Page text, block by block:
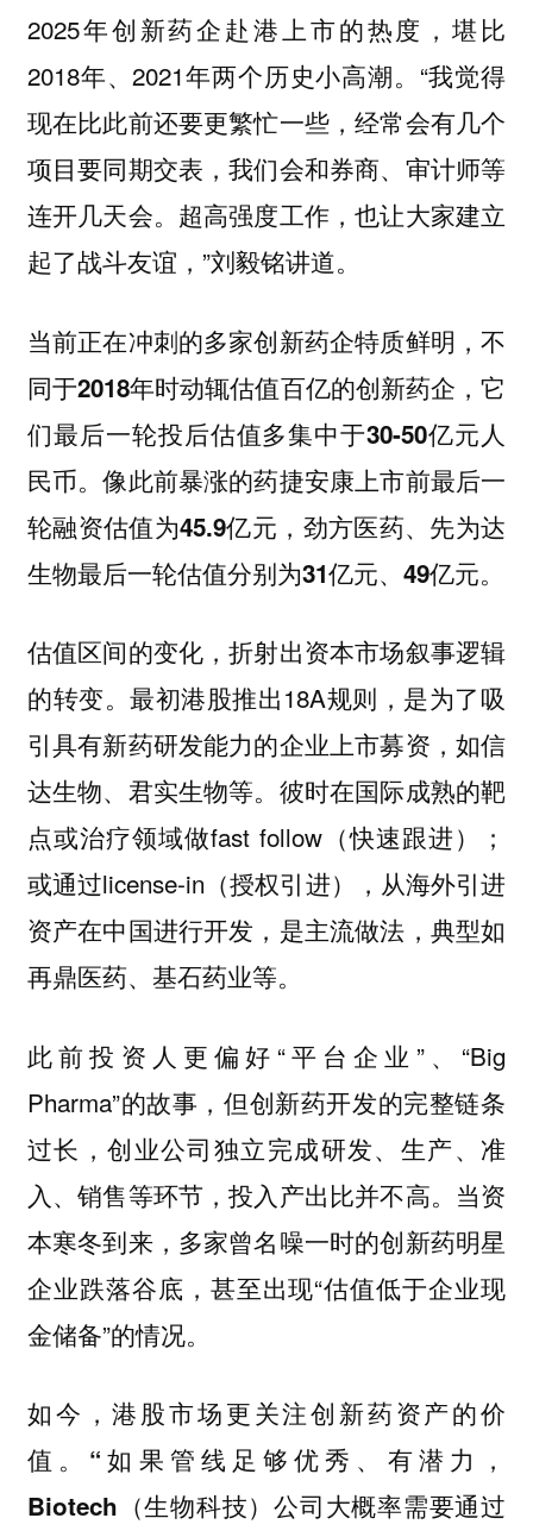
2025年创新药企赴港上市的热度，堪比
2018年、2021年两个历史小高潮。“我觉得
现在比此前还要更繁忙一些，经常会有几个
项目要同期交表，我们会和券商、审计师等
连开几天会。超高强度工作，也让大家建立
起了战斗友谊，”刘毅铭讲道。
当前正在冲刺的多家创新药企特质鲜明，不
同于2018年时动辄估值百亿的创新药企，它
们最后一轮投后估值多集中于30-50亿元人
民币。像此前暴涨的药捷安康上市前最后一
轮融资估值为45.9亿元，劲方医药、先为达
生物最后一轮估值分别为31亿元、49亿元。
估值区间的变化，折射出资本市场叙事逻辑
的转变。最初港股推出18A规则，是为了吸
引具有新药研发能力的企业上市募资，如信
达生物、君实生物等。彼时在国际成熟的靶
点或治疗领域做fast follow（快速跟进）；
或通过license-in（授权引进），从海外引进
资产在中国进行开发，是主流做法，典型如
再鼎医药、基石药业等。
此前投资人更偏好“平台企业”、“Big
Pharma”的故事，但创新药开发的完整链条
过长，创业公司独立完成研发、生产、准
入、销售等环节，投入产出比并不高。当资
本寒冬到来，多家曾名噪一时的创新药明星
企业跌落谷底，甚至出现“估值低于企业现
金储备”的情况。
如今，港股市场更关注创新药资产的价
值。 “如果管线足够优秀、有潜力，
Biotech（生物科技）公司大概率需要通过